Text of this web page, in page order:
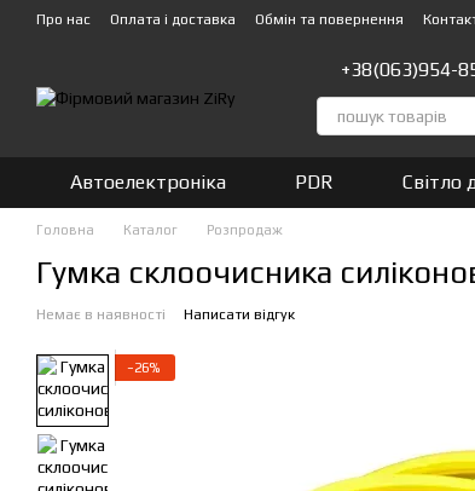
Перейти до основного контенту
Про нас Оплата і доставка Обмін та повернення
+38(063)954-
Автоелектроніка PDR Світло
Головна Каталог Розпродаж
Гумка склоочисника
Немає в наявності Написати відгук
−26%